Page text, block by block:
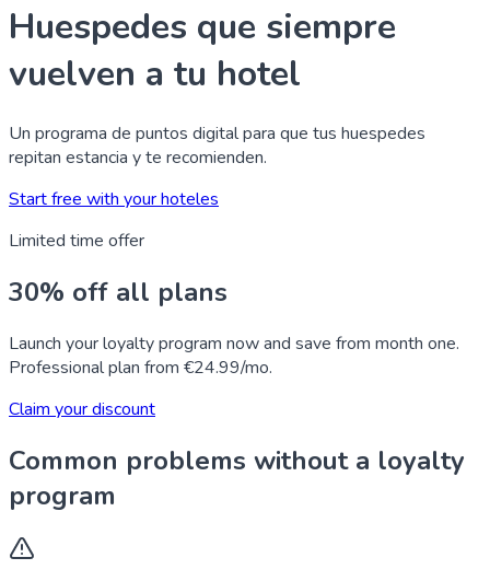
Huespedes que siempre
vuelven a tu hotel
Un programa de puntos digital para que tus huespedes
repitan estancia y te recomienden.
Start free with your hoteles
Limited time offer
30% off all plans
Launch your loyalty program now and save from month one.
Professional plan from €24.99/mo.
Claim your discount
Common problems without a loyalty
program